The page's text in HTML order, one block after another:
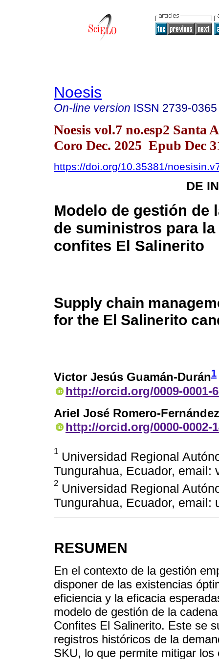
Noesis
On-line version ISSN 2739-0365
Noesis vol.7 no.esp2 Santa
Coro Dec. 2025 Epub Dec
https://doi.org/10.35381/
DE
Modelo de gestión de
de suministros para
confites El Salinerito
Supply chain
for the El Salinerito
Victor Jesús Guamán-Durán1
http://orcid.org/0009-0001-
Ariel José Romero-Fernández
http://orcid.org/0000-0002-
1 Universidad Regional
Tungurahua, Ecuador, email:
2 Universidad Regional
Tungurahua, Ecuador, email:
RESUMEN
En el contexto de la gestión
disponer de las existencias
eficiencia y la eficacia
modelo de gestión de la
Confites El Salinerito. Este se
registros históricos de la
SKU, lo que permite mitigar